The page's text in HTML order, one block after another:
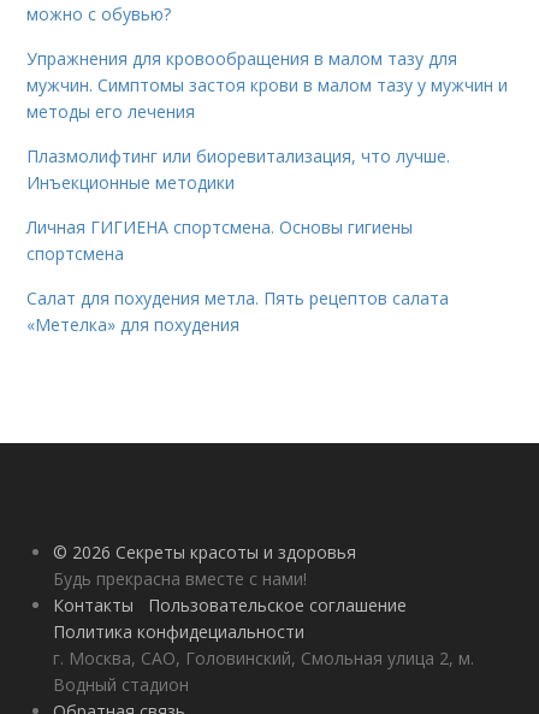
можно с обувью?
Упражнения для кровообращения в малом тазу для
мужчин. Симптомы застоя крови в малом тазу у мужчин и
методы его лечения
Плазмолифтинг или биоревитализация, что лучше.
Инъекционные методики
Личная ГИГИЕНА спортсмена. Основы гигиены
спортсмена
Салат для похудения метла. Пять рецептов салата
«Метелка» для похудения
© 2026 Секреты красоты и здоровья
Будь прекрасна вместе с нами!
Контакты
Пользовательское соглашение
Политика конфидециальности
г. Москва, САО, Головинский, Смольная улица 2, м.
Водный стадион